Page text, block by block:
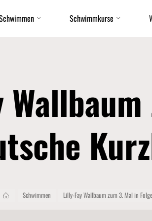
Schwimmkurse
Schwimmen Lilly-Fay Wallbaum zum 3. Mal in